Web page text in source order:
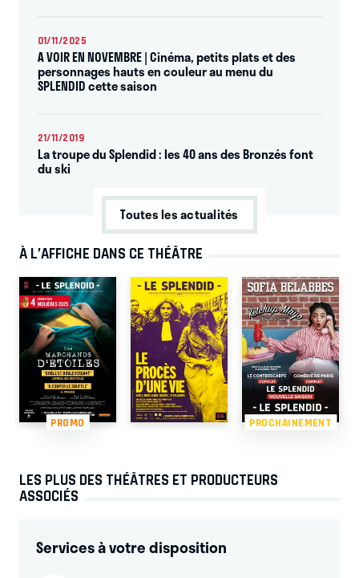
01/11/2025
A VOIR EN NOVEMBRE | Cinéma, petits plats et des
personnages hauts en couleur au menu du
SPLENDID cette saison
21/11/2019
La troupe du Splendid : les 40 ans des Bronzés font
du ski
Toutes les actualités
À L’AFFICHE DANS CE THÉÂTRE
PROMO PROCHAINEMENT
LES PLUS DES THÉÂTRES ET PRODUCTEURS
ASSOCIÉS
Services à votre disposition